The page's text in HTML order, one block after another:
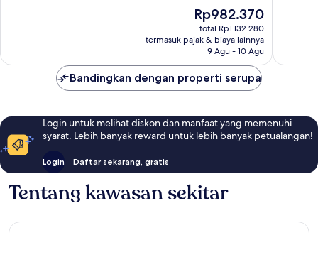
Harga
sekarang
Rp982.370
Rp982.370
total Rp1.132.280
termasuk pajak & biaya lainnya
9 Agu - 10 Agu
Bandingkan dengan properti serupa
Login untuk melihat diskon dan manfaat yang memenuhi
syarat. Lebih banyak reward untuk lebih banyak petualangan!
Login Daftar sekarang, gratis
Tentang kawasan sekitar